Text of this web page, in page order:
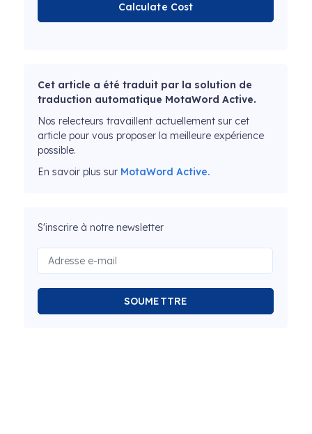
Calculate Cost
Cet article a été traduit par la solution de
traduction automatique MotaWord Active.
Nos relecteurs travaillent actuellement sur cet
article pour vous proposer la meilleure expérience
possible.
En savoir plus sur MotaWord Active.
S'inscrire à notre newsletter
SOUMETTRE